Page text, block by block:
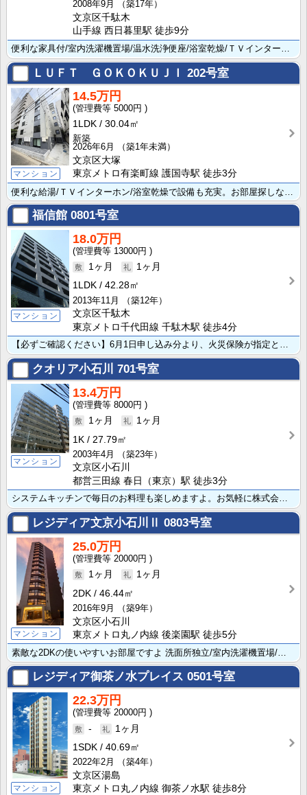
2008年9月
（築17年）
文京区千駄木
山手線 西日暮里駅 徒歩9分
ＬＵＦＴ ＧＯＫＯＫＵＪＩ 202号室
マンション
14.5万円
5000円
1LDK
30.04㎡
新築
2026年6月
（築1年未満）
文京区大塚
東京メトロ有楽町線 護国寺駅 徒歩3分
福信館 0801号室
マンション
18.0万円
13000円
1ヶ月
1ヶ月
1LDK
42.28㎡
2013年11月
（築12年）
文京区千駄木
東京メトロ千代田線 千駄木駅 徒歩4分
【必ずご確認ください】6月1日申し込み分より、火災保険が指定となります。火災保険のみ個人負担の場合、･･･
クオリア小石川 701号室
マンション
13.4万円
8000円
1ヶ月
1ヶ月
1K
27.79㎡
2003年4月
（築23年）
文京区小石川
都営三田線 春日（東京）駅 徒歩3分
システムキッチンで毎日のお料理も楽しめますよ。お気軽に株式会社住建ハウジングまでお問い合わせ下さい ･･･
レジディア文京小石川Ⅱ 0803号室
マンション
25.0万円
20000円
1ヶ月
1ヶ月
2DK
46.44㎡
2016年9月
（築9年）
文京区小石川
東京メトロ丸ノ内線 後楽園駅 徒歩5分
レジディア御茶ノ水プレイス 0501号室
マンション
22.3万円
20000円
-
1ヶ月
1SDK
40.69㎡
2022年2月
（築4年）
文京区湯島
東京メトロ丸ノ内線 御茶ノ水駅 徒歩8分